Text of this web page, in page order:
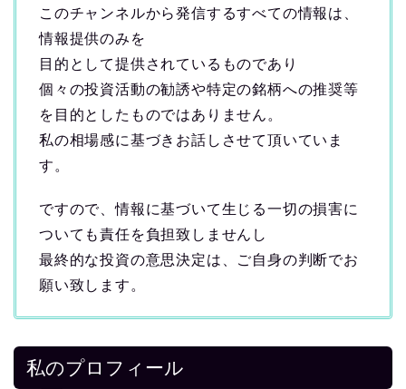
このチャンネルから発信するすべての情報は、
情報提供のみを
目的として提供されているものであり
個々の投資活動の勧誘や特定の銘柄への推奨等
を目的としたものではありません。
私の相場感に基づきお話しさせて頂いていま
す。
ですので、情報に基づいて生じる一切の損害に
ついても責任を負担致しませんし
最終的な投資の意思決定は、ご自身の判断でお
願い致します。
私のプロフィール